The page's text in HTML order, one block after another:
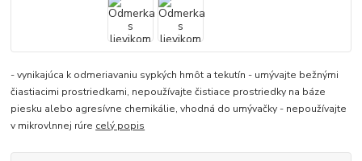
- vynikajúca k odmeriavaniu sypkých hmôt a tekutín - umývajte bežnými
čiastiacimi prostriedkami, nepoužívajte čistiace prostriedky na báze
piesku alebo agresívne chemikálie, vhodná do umývačky - nepoužívajte
v mikrovlnnej rúre celý popis